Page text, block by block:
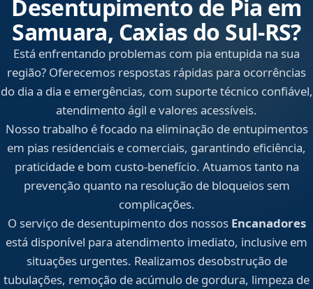
Desentupimento de Pia em
Samuara, Caxias do Sul‑RS?
Está enfrentando problemas com pia entupida na sua
região? Oferecemos respostas rápidas para ocorrências
do dia a dia e emergências, com suporte técnico confiável,
atendimento ágil e valores acessíveis.
Nosso trabalho é focado na eliminação de entupimentos
em pias residenciais e comerciais, garantindo eficiência,
praticidade e bom custo-benefício. Atuamos tanto na
prevenção quanto na resolução de bloqueios sem
complicações.
O serviço de desentupimento dos nossos Encanadores
está disponível para atendimento imediato, inclusive em
situações urgentes. Realizamos desobstrução de
tubulações, remoção de acúmulo de gordura, limpeza de